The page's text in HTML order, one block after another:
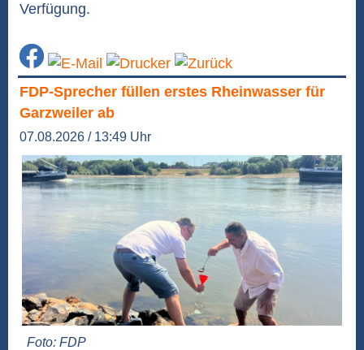
Verfügung.
FDP-Sprecher füllen erstes Rheinwasser für
Garzweiler ab
07.08.2026 / 13:49 Uhr
Foto: FDP